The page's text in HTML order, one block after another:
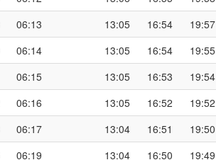
06:13 13:05 16:54 19:57
06:14 13:05 16:54 19:55
06:15 13:05 16:53 19:54
06:16 13:05 16:52 19:52
06:17 13:04 16:51 19:50
06:19 13:04 16:50 19:49